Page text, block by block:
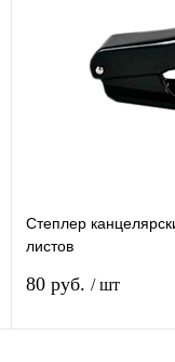
Купить в 1 клик
В избранное
Степлер
листов
80 руб. / шт